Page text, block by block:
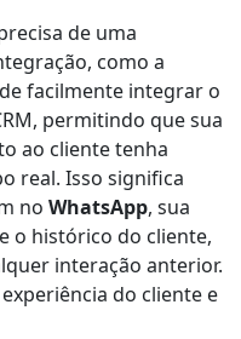
de uma
como a
facilmente integrar o
permitindo que sua
ao cliente tenha
real. Isso significa
no WhatsApp, sua
o histórico do cliente,
interação anterior.
do cliente e